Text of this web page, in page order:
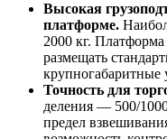
Высокая
платформе.
2000 кг.
размещать
крупногабаритные
Точность для
деления — 500/
предел